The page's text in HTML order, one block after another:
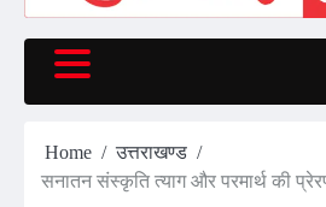
Home
उत्तराखण्ड
सनातन संस्कृति त्याग और परमार्थ की